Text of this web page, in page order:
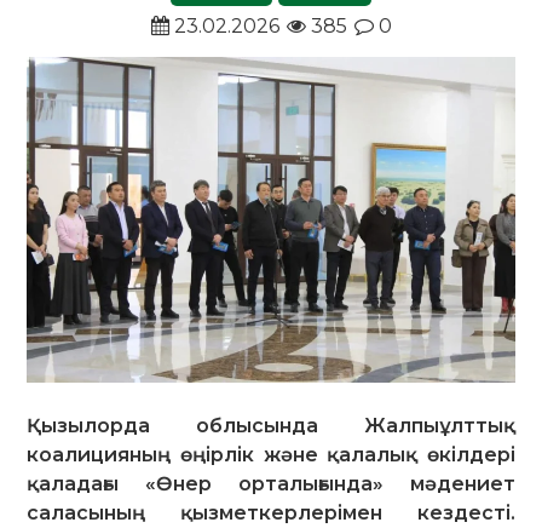
23.02.2026
385 0
Қызылорда облысында Жалпыұлттық
коалицияның өңірлік және қалалық өкілдері
қаладағы «Өнер орталығында» мәдениет
саласының қызметкерлерімен кездесті.